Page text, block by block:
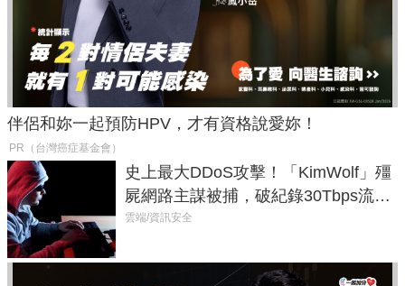
伴侶和妳一起預防HPV，才有資格說愛妳！
PR（台灣癌症基金會）
史上最大DDoS攻擊！「KimWolf」殭
屍網路主謀被捕，破紀錄30Tbps流量
癱瘓全球！
雲端/資訊安全